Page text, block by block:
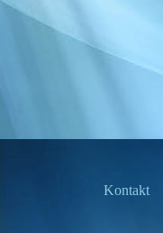
Kontakt